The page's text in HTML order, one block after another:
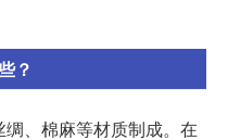
？
、棉麻等材质制成。在